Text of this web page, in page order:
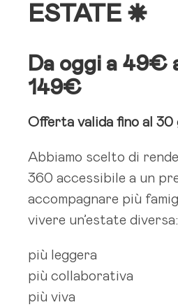
ESTATE ☀️
Da oggi a 49€
149€
Offerta valida fino al 30
Abbiamo scelto di
360 accessibile a un
accompagnare più
vivere un’estate diversa:
più leggera
più collaborativa
più viva